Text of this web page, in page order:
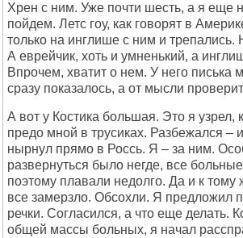
Хрен с ним. Уже почти шесть, а я еще
пойдем. Летс гоу, как говорят в
только на инглише с ним и трепались.
А еврейчик, хоть и умненький, а
Впрочем, хватит о нем. У него писька
сразу показалось, а от мысли
А вот у Костика большая. Это я узрел,
предо мной в трусиках. Разбежался –
нырнул прямо в Россь. Я – за ним.
развернуться было негде, все
поэтому плавали недолго. Да и к тому
все замерзло. Обсохли. Я предложил
речки. Согласился, а что еще делать.
общей массы больных, я начал